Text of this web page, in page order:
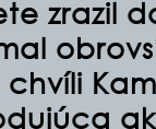
zrazil